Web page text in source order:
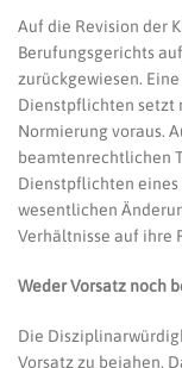
Auf die Revision der
Berufungsgerichts
zurückgewiesen.
Dienstpflichten setzt
Normierung voraus.
beamtenrechtlichen
Dienstpflichten
wesentlichen
Verhältnisse auf ihre
Weder Vorsatz noch
Die
Vorsatz zu bejahen.